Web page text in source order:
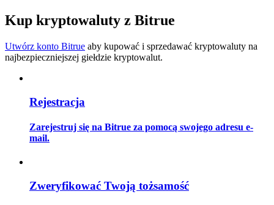
Analiza Big Data, w tym informacje handlowe itp.
Kup kryptowaluty z Bitrue
Utwórz konto Bitrue aby kupować i sprzedawać kryptowaluty na
najbezpieczniejszej giełdzie kryptowalut.
Rejestracja
Zarejestruj się na Bitrue za pomocą swojego adresu e-
mail.
Zweryfikować Twoją tożsamość